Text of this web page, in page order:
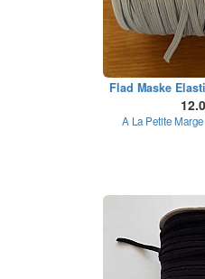
Flad Maske
A La Petite